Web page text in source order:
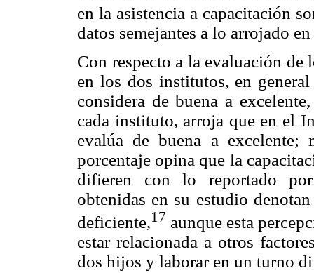
en la asistencia a capacitación
datos semejantes a lo arrojado
Con respecto a la evaluación de
en los dos institutos, en
considera de buena a
cada instituto, arroja que en el
evalúa de buena a
porcentaje opina que la
difieren con lo reportado por
obtenidas en su estudio
deficiente,17 aunque esta
estar relacionada a otros
dos hijos y laborar en un turno